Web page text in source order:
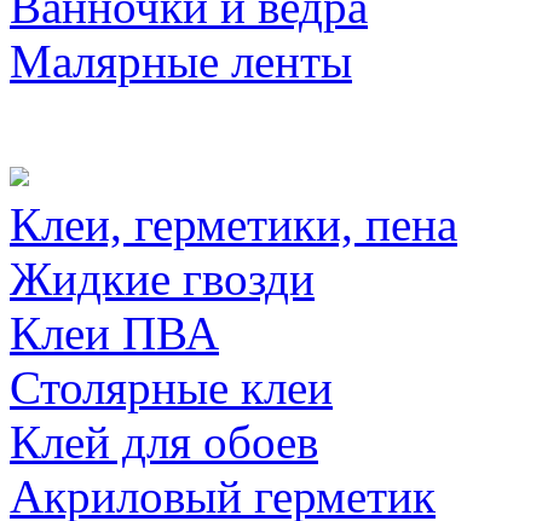
Малярные ленты
Клеи, герметики, пена
Жидкие гвозди
Клеи ПВА
Столярные клеи
Клей для обоев
Акриловый герметик